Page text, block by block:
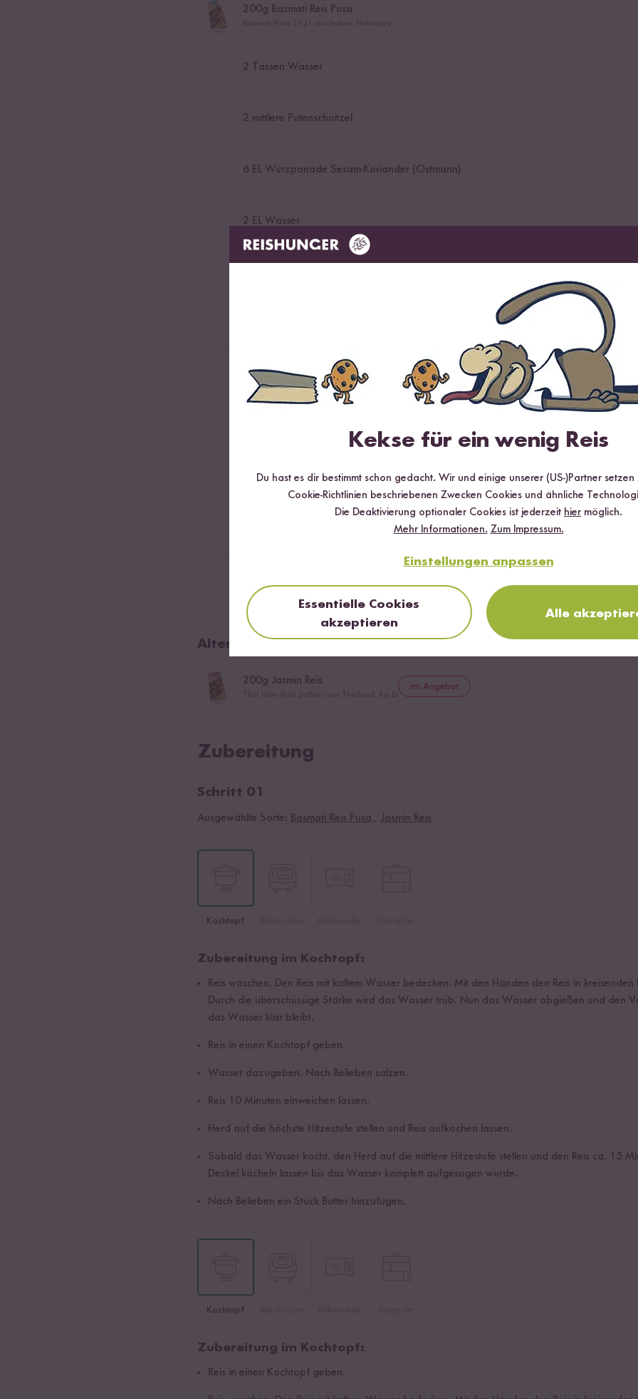
200g Basmati Reis Pusa
2 Tassen Wasser
2 mittlere Putenschnitzel
6 EL Würzpanade Sesam-Koriander (Ostmann)
2 EL Wasser
100g saure Sahne
etwas Salz
Alternativer Reis
200g Jasmin Reis im Angebot
Zubereitung
Schritt 01
Ausgewählte Sorte: Basmati Reis Pusa , Jasmin Reis
Kochtopf
Zubereitung im Kochtopf:
Reis waschen. Den Reis mit kaltem Wasser bedecken. Mit den Händen den Reis in
Durch die überschüssige Stärke wird das Wasser trüb. Nun das Wasser abgießen und den
das Wasser klar bleibt.
Reis in einen Kochtopf geben.
Wasser dazugeben. Nach Belieben salzen.
Reis 10 Minuten einweichen lassen.
Herd auf die höchste Hitzestufe stellen und Reis aufkochen lassen.
Sobald das Wasser kocht, den Herd auf die mittlere Hitzestufe stellen und den Reis ca. 15
Deckel köcheln lassen bis das Wasser komplett aufgesogen wurde.
Nach Belieben ein Stück Butter hinzufügen.
Kochtopf
Zubereitung im Kochtopf:
Reis in einen Kochtopf geben.
Kekse für ein wenig Reis
Du hast es dir bestimmt schon gedacht. Wir und einige unserer (US-)Partner
Cookie-Richtlinien beschriebenen Zwecken Cookies und ähnliche
Die Deaktivierung optionaler Cookies ist jederzeit hier möglich.
Mehr Informationen. Zum Impressum.
Einstellungen anpassen
Essentielle Cookies
akzeptieren
Alle